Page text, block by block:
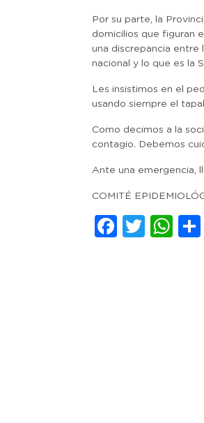
Por su parte, la
domicilios que figuran
una discrepancia entre
nacional y lo que es la
Les insistimos en el
usando siempre el
Como decimos a la
contagio. Debemos
Ante una emergencia,
COMITÉ